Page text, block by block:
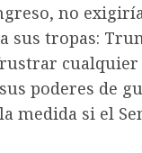
no
sus tropas:
poderes de
medida si el